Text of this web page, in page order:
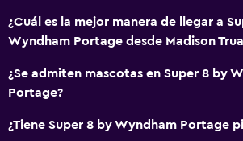
¿Cuál es la mejor manera de llegar a
Wyndham Portage desde Madison
¿Se admiten mascotas en Super 8 by
Portage?
¿Tiene Super 8 by Wyndham Portage